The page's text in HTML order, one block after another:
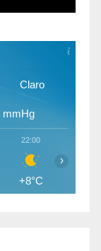
Claro
mmHg
22:00
+8°C
›